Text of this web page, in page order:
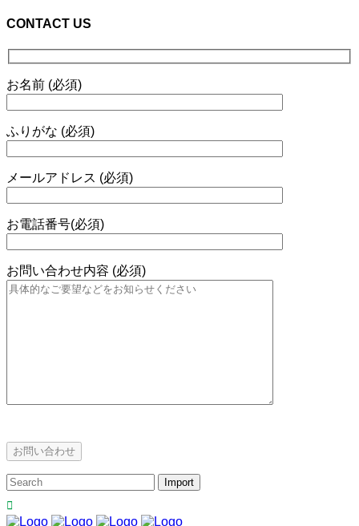
CONTACT US
お名前 (必須)
ふりがな (必須)
メールアドレス (必須)
お電話番号(必須)
お問い合わせ内容 (必須)